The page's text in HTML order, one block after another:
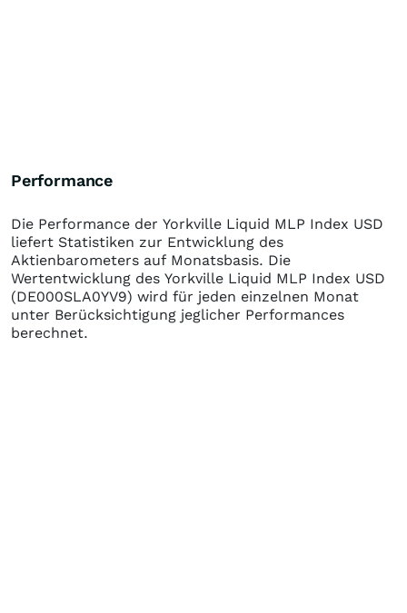
Performance
Die Performance der Yorkville Liquid MLP Index USD
liefert Statistiken zur Entwicklung des
Aktienbarometers auf Monatsbasis. Die
Wertentwicklung des Yorkville Liquid MLP Index USD
(DE000SLA0YV9) wird für jeden einzelnen Monat
unter Berücksichtigung jeglicher Performances
berechnet.